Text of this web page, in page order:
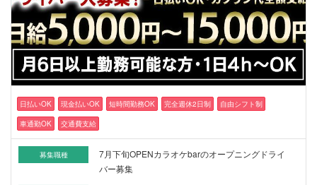
日払いOK 現金払いOK 短時間勤務OK 完全週休2日制
自由シフト制
車通勤OK
交通費支給
募集職種
7月下旬OPENカラオケbarのオープニングドライ
バー募集